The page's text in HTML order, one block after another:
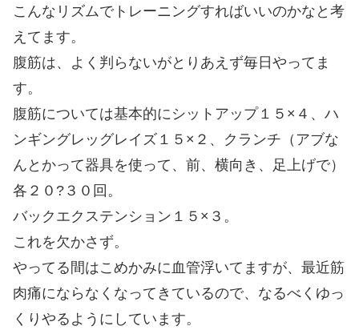
こんなリズムでトレーニングすればいいのかなと考
えてます。
腹筋は、よく判らないがとりあえず毎日やってま
す。
腹筋については基本的にシットアップ１５×４、ハ
ンギングレッグレイズ１５×２、クランチ（アブな
んとかって器具を使って、前、横向き、足上げで）
各２０?３０回。
バックエクステンション１５×３。
これを欠かさず。
やってる間はこめかみに血管浮いてますが、最近筋
肉痛にならなくなってきているので、なるべくゆっ
くりやるようにしています。